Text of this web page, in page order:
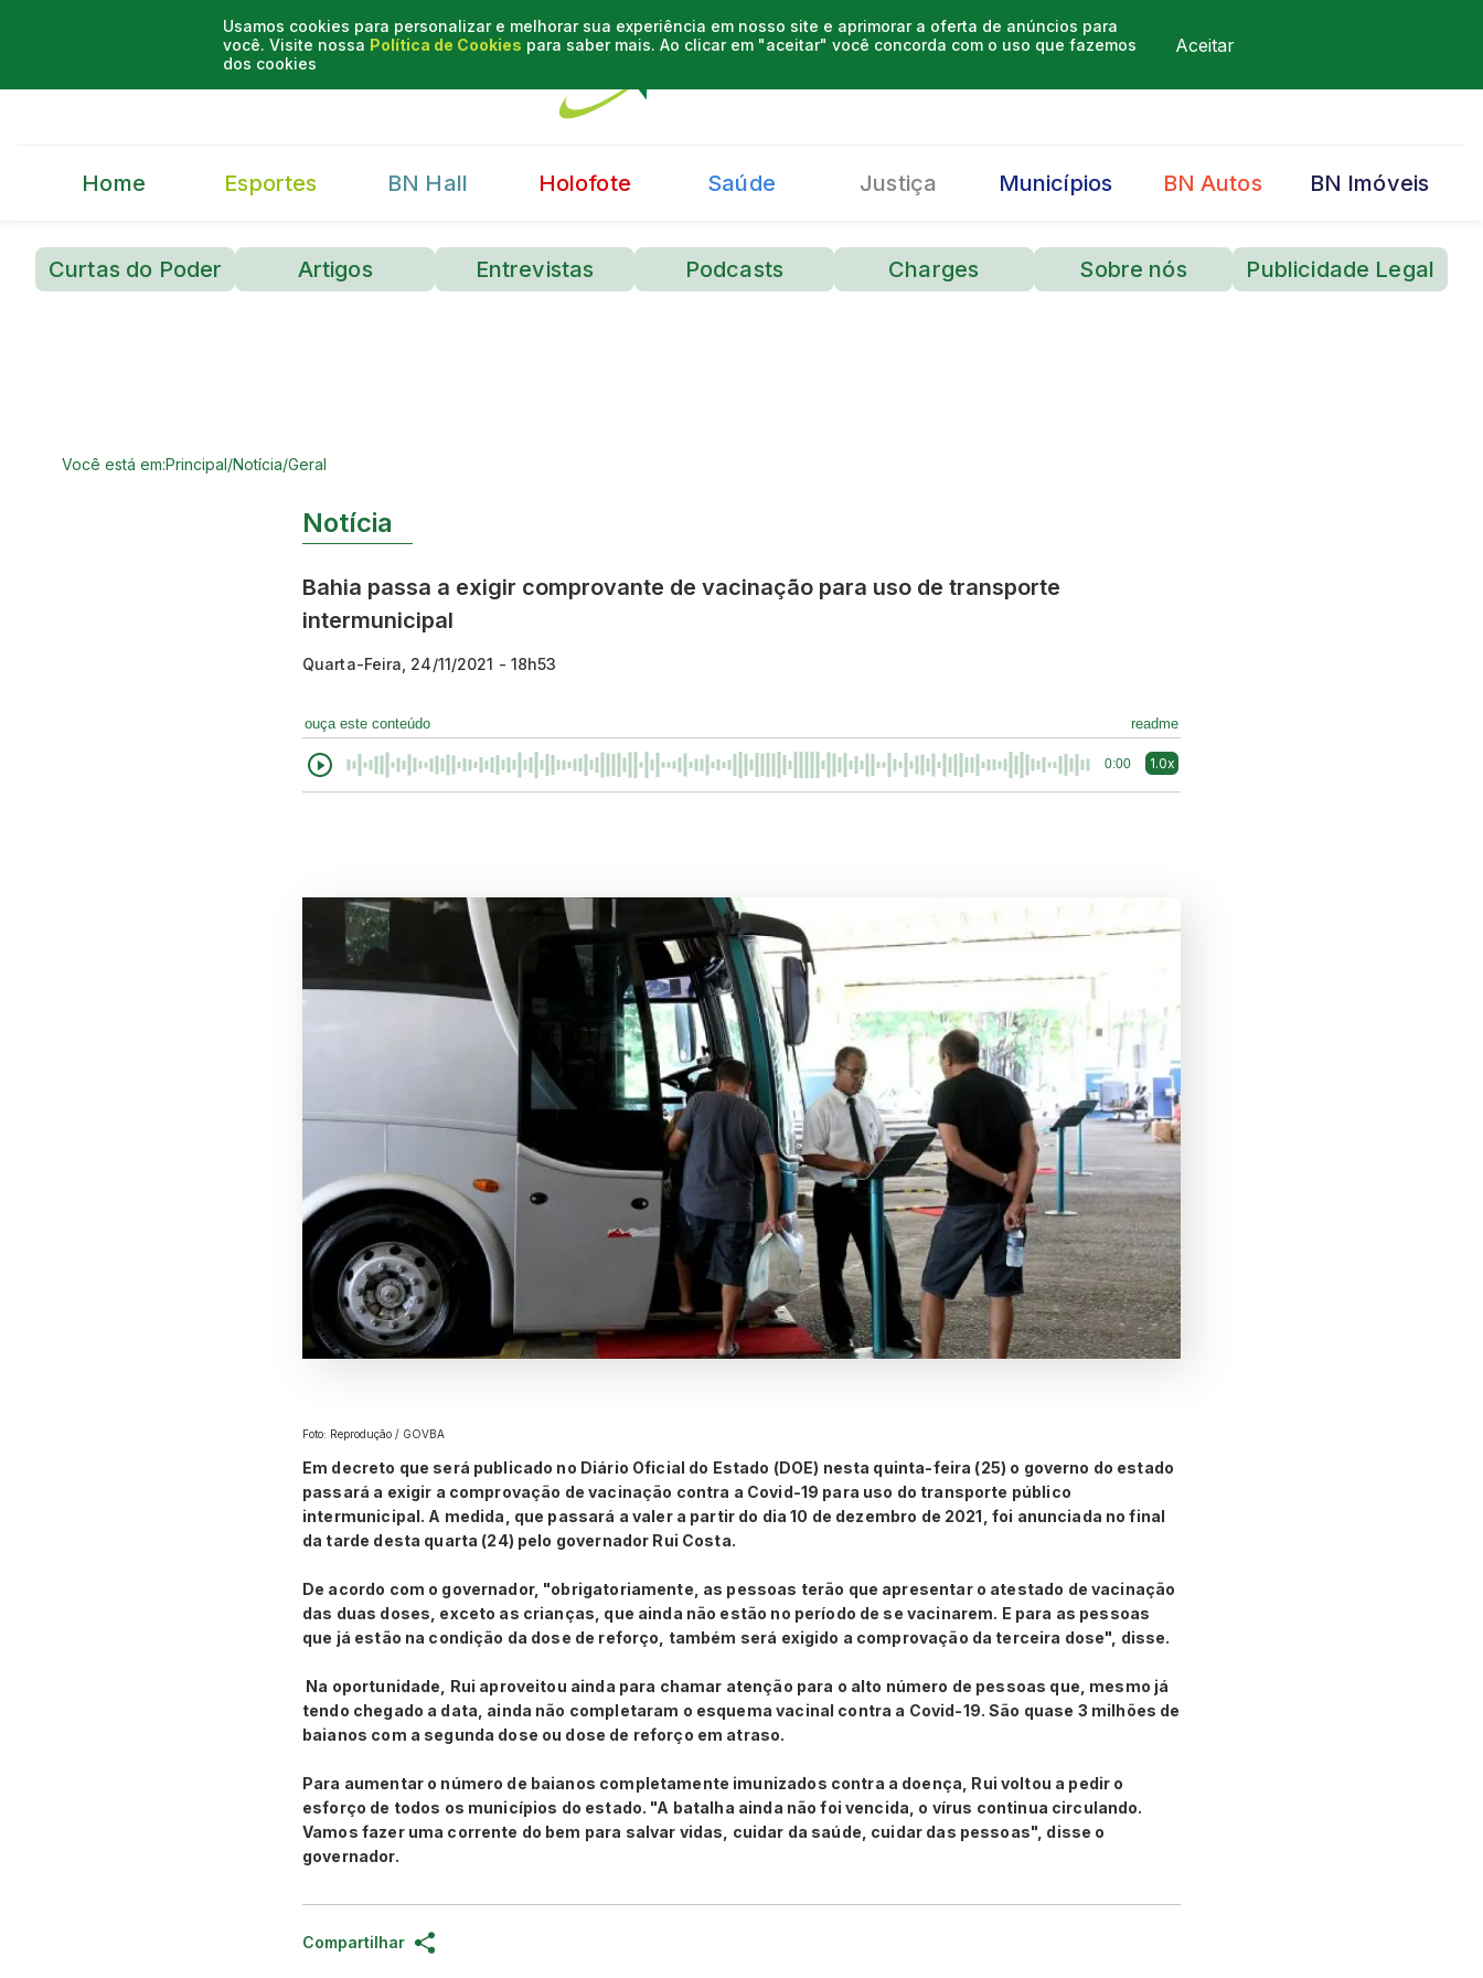
Usamos cookies para personalizar e melhorar sua experiência em nosso site e aprimorar a oferta de anúncios para
você. Visite nossa Política de Cookies para saber mais. Ao clicar em "aceitar" você concorda com o uso que fazemos
dos cookies
Aceitar
Home Esportes BN Hall Holofote Saúde Justiça Municípios BN Autos BN Imóveis
Curtas do Poder Artigos Entrevistas Podcasts Charges Sobre nós Publicidade Legal
Você está em:Principal/Notícia/Geral
Notícia
Bahia passa a exigir comprovante de vacinação para uso de transporte
intermunicipal
Quarta-Feira, 24/11/2021 - 18h53
ouça este conteúdo readme
0:00 1.0x
Foto: Reprodução / GOVBA
Em decreto que será publicado no Diário Oficial do Estado (DOE) nesta quinta-feira (25) o governo do estado
passará a exigir a comprovação de vacinação contra a Covid-19 para uso do transporte público
intermunicipal. A medida, que passará a valer a partir do dia 10 de dezembro de 2021, foi anunciada no final
da tarde desta quarta (24) pelo governador Rui Costa.
De acordo com o governador, "obrigatoriamente, as pessoas terão que apresentar o atestado de vacinação
das duas doses, exceto as crianças, que ainda não estão no período de se vacinarem. E para as pessoas
que já estão na condição da dose de reforço, também será exigido a comprovação da terceira dose", disse.
Na oportunidade, Rui aproveitou ainda para chamar atenção para o alto número de pessoas que, mesmo já
tendo chegado a data, ainda não completaram o esquema vacinal contra a Covid-19. São quase 3 milhões de
baianos com a segunda dose ou dose de reforço em atraso.
Para aumentar o número de baianos completamente imunizados contra a doença, Rui voltou a pedir o
esforço de todos os municípios do estado. "A batalha ainda não foi vencida, o vírus continua circulando.
Vamos fazer uma corrente do bem para salvar vidas, cuidar da saúde, cuidar das pessoas", disse o
governador.
Compartilhar